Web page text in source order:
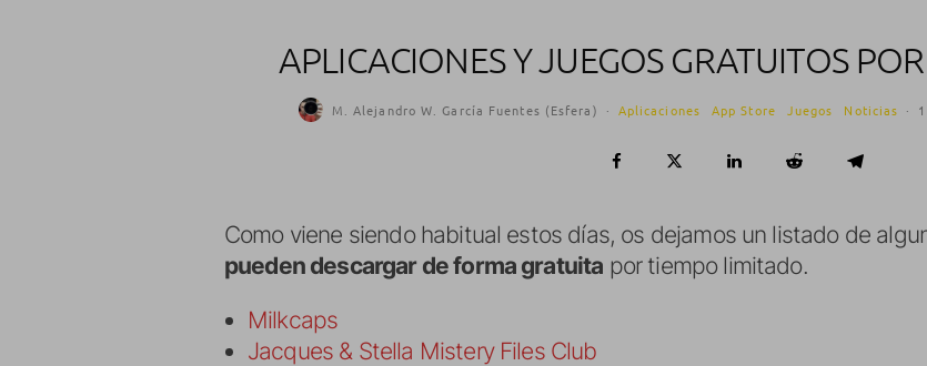
APLICACIONES Y JUEGOS GRATUITOS
M. Alejandro W. García Fuentes (Esfera) · Aplicaciones App Store Juegos Noticias ·
Como viene siendo habitual estos días, os dejamos un listado de
pueden descargar de forma gratuita por tiempo limitado.
Milkcaps
Jacques & Stella Mistery Files Club